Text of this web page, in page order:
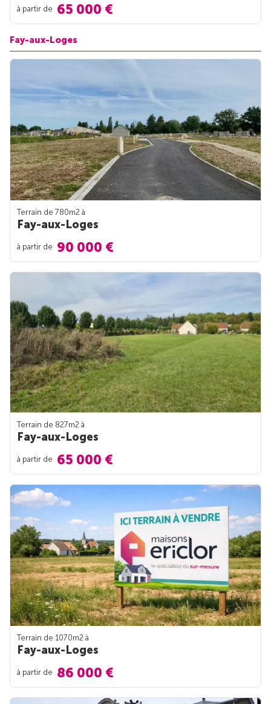
à partir de 65 000 €
Fay-aux-Loges
Terrain de 780m2 à
Fay-aux-Loges
à partir de 90 000 €
Terrain de 827m2 à
Fay-aux-Loges
à partir de 65 000 €
Terrain de 1070m2 à
Fay-aux-Loges
à partir de 86 000 €